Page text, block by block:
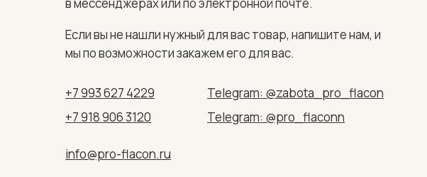
+7 993 627 4229
+7 918 906 3120
Telegram: @zabota_pro_flacon
Telegram: @pro_flaconn
info@pro-flacon.ru
Если вы не нашли нужный для вас товар, напишите нам, и
мы по возможности закажем его для вас.